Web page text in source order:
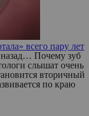
всего пару лет
назад… Почему зуб
слышат очень
вторичный
по краю